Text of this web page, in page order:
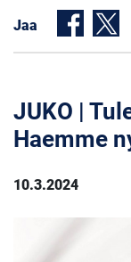
Jaa
JUKO |
Haemme
10.3.2024